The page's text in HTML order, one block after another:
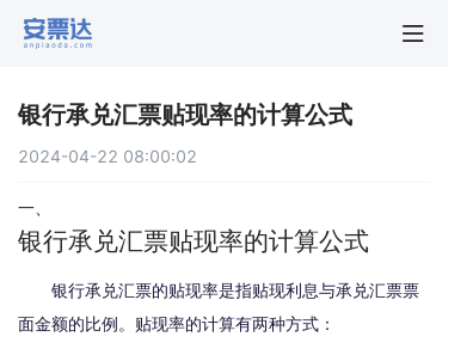
银行承兑汇票贴现率的计算公式
2024-04-22 08:00:02
一、
银行承兑汇票贴现率的计算公式
银行承兑汇票的贴现率是指贴现利息与承兑汇票票
面金额的比例。贴现率的计算有两种方式：